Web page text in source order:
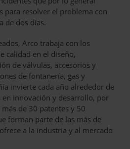
para resolver el problema con
de dos días.
Arco trabaja con los
calidad en el diseño,
de válvulas, accesorios y
de fontanería, gas y
invierte cada año alrededor de
innovación y desarrollo, por
de 30 patentes y 50
forman parte de las más de
a la industria y al mercado